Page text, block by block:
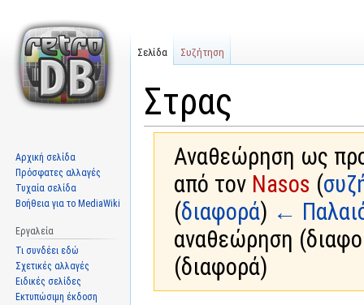
Στρας
Αναθεώρηση ως
από τον Nasos (
(διαφορά) ←
αναθεώρηση
(διαφορά)
Σελίδα Συζήτηση
Αρχική σελίδα
Πρόσφατες αλλαγές
Τυχαία σελίδα
Βοήθεια για το MediaWiki
Εργαλεία
Τι συνδέει εδώ
Σχετικές αλλαγές
Ειδικές σελίδες
Εκτυπώσιμη έκδοση